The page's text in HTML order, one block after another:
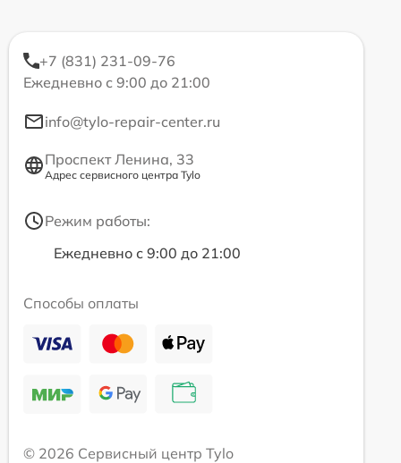
+7 (831) 231-09-76
Ежедневно с 9:00 до 21:00
info@tylo-repair-center.ru
Проспект Ленина, 33
Адрес сервисного центра Tylo
Режим работы:
Ежедневно с 9:00 до 21:00
Способы оплаты
© 2026 Сервисный центр Tylo